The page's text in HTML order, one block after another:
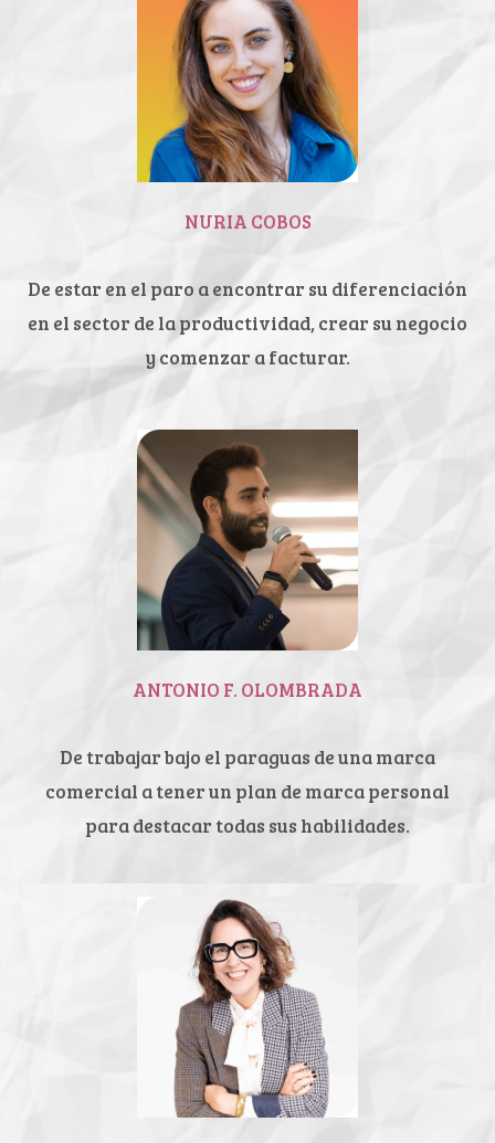
NURIA COBOS
De estar en el paro a encontrar su diferenciación
en el sector de la productividad, crear su negocio
y comenzar a facturar.
ANTONIO F. OLOMBRADA
De trabajar bajo el paraguas deuna marca
comercial a tener un plan de marca personal
paradestacar todas sus habilidades.